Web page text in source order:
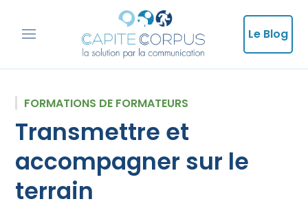
Le Blog
FORMATIONS DE FORMATEURS
Transmettre et
accompagner sur le
terrain